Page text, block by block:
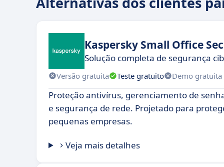
Kaspersky Small Office
Solução completa de segurança
Versão gratuita Teste gratuito Demo gratuita
Proteção antivírus, gerenciamento de
e segurança de rede. Projetado para
pequenas empresas.
Veja mais detalhes